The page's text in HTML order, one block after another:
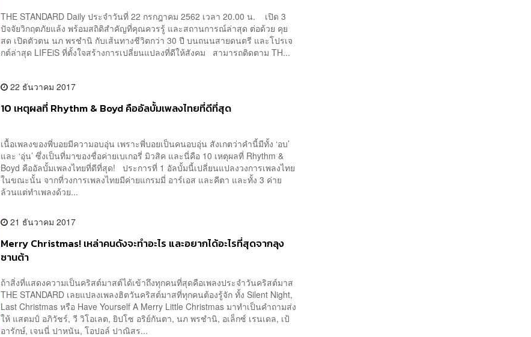
THE STANDARD Daily ประจำวันที่ 22 กรกฎาคม 2562 เวลา 20.00 น. เปิด 3
ปัจจัยวิกฤตภัยแล้ง พร้อมสถิติสำคัญที่คุณควรรู้ และสถานการณ์ล่าสุด ต่อด้วย คุย
สด เปิดตัวตน นภ พรชำนิ กับเส้นทางชีวิตกว่า 30 ปี บนถนนสายดนตรี และโปรเจ
กต์ล่าสุด LIFEiS ที่ตั้งใจสร้างการเปลี่ยนแปลงที่ดีให้สังคม สามารถติดตาม TH...
22 ธันวาคม 2017
10 เหตุผลที่ Rhythm & Boyd คืออัลบั้มเพลงไทยที่ดีที่สุด
เนื้อเพลงของพี่บอยมีความอบอุ่น เพราะพี่บอยเป็นคนอบอุ่น สังเกตว่าคำนี้มีทั้ง ‘อบ’
และ ‘อุ่น’ ซึ่งเป็นที่มาของชื่อค่ายเบเกอรี่ มิวสิค และนี่คือ 10 เหตุผลที่ Rhythm &
Boyd คืออัลบั้มเพลงไทยที่ดีที่สุด! ประการที่ 1 อัลบั้มนี้เปลี่ยนแปลงวงการเพลงไทย
ในขณะนั้น จากที่วงการเพลงไทยมีค่ายแกรมมี่ อาร์เอส และคีตา และทั้ง 3 ค่าย
ล้วนแต่ทำเพลงด้วย...
21 ธันวาคม 2017
Merry Christmas! เหล่าคนดังจะทำอะไร และอยากได้อะไรที่สุดจากลุง
ซานต้า
ถ้าสิ่งที่แสดงความเป็นคริสต์มาสต์ได้เข้าถึงทุกคนที่สุดคือเพลงประจำวันคริสต์มาส
THE STANDARD เลยแปลงเพลงฮิตวันคริสต์มาสที่ทุกคนต้องรู้จัก ทั้ง Silent Night,
Last Christmas หรือ Have Yourself A Merry Little Christmas มาทำเป็นคำถามส่ง
ให้ แสตมป์ อภิวัชร์, วี วิโอเลต, ยิปโซ อริย์กันตา, นภ พรชำนิ, อเล็กซ์ เรนเดล, เป้
อารักษ์, เจนนี่ ปาหนัน, โอปอล์ ปาณิสร...